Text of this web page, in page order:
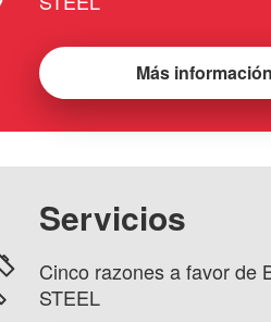
Más
Servicios
Cinco razones a favor de
STEEL